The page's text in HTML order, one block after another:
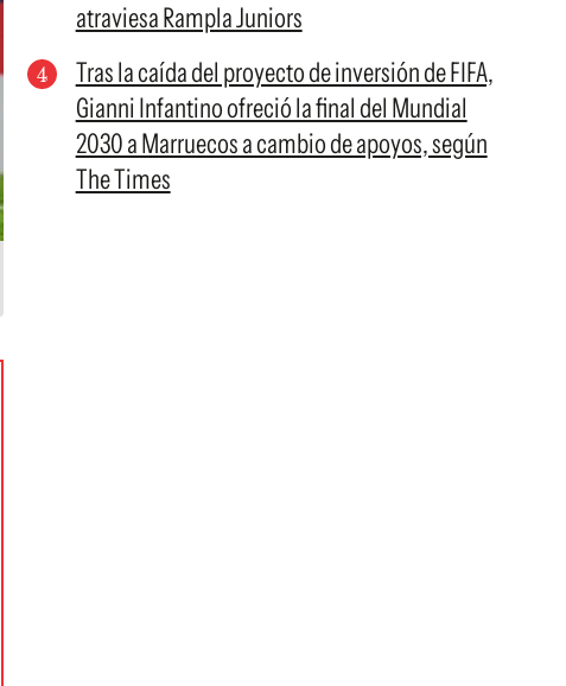
atraviesa Rampla Juniors
Tras la caída del proyecto de inversión de FIFA,
Gianni Infantino ofreció la final del Mundial
2030 a Marruecos a cambio de apoyos, según
The Times